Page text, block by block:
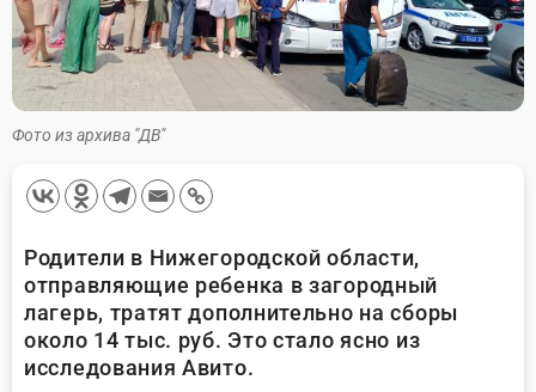
Фото из архива "ДВ"
Родители в Нижегородской области,
отправляющие ребенка в загородный
лагерь, тратят дополнительно на сборы
около 14 тыс. руб. Это стало ясно из
исследования Авито.